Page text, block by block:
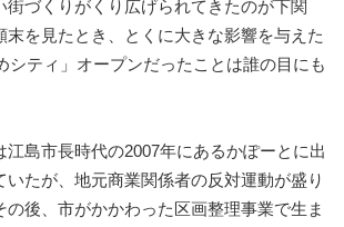
街づくりがくり広げられてきたのが下関
末を見たとき、とくに大きな影響を与えた
シティ」オープンだったことは誰の目にも
島市長時代の2007年にあるかぽーとに出
いたが、地元商業関係者の反対運動が盛り
の後、市がかかわった区画整理事業で生ま